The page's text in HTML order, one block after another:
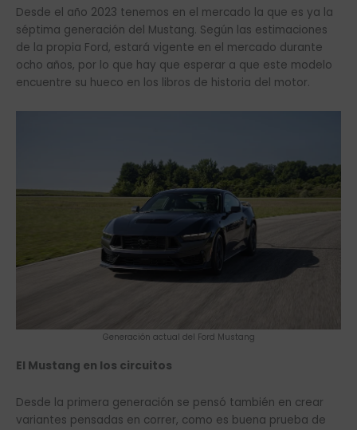
Desde el año 2023 tenemos en el mercado la que es ya la
séptima generación del Mustang. Según las estimaciones
de la propia Ford, estará vigente en el mercado durante
ocho años, por lo que hay que esperar a que este modelo
encuentre su hueco en los libros de historia del motor.
Generación actual del Ford Mustang
El Mustang en los circuitos
Desde la primera generación se pensó también en crear
variantes pensadas en correr, como es buena prueba de